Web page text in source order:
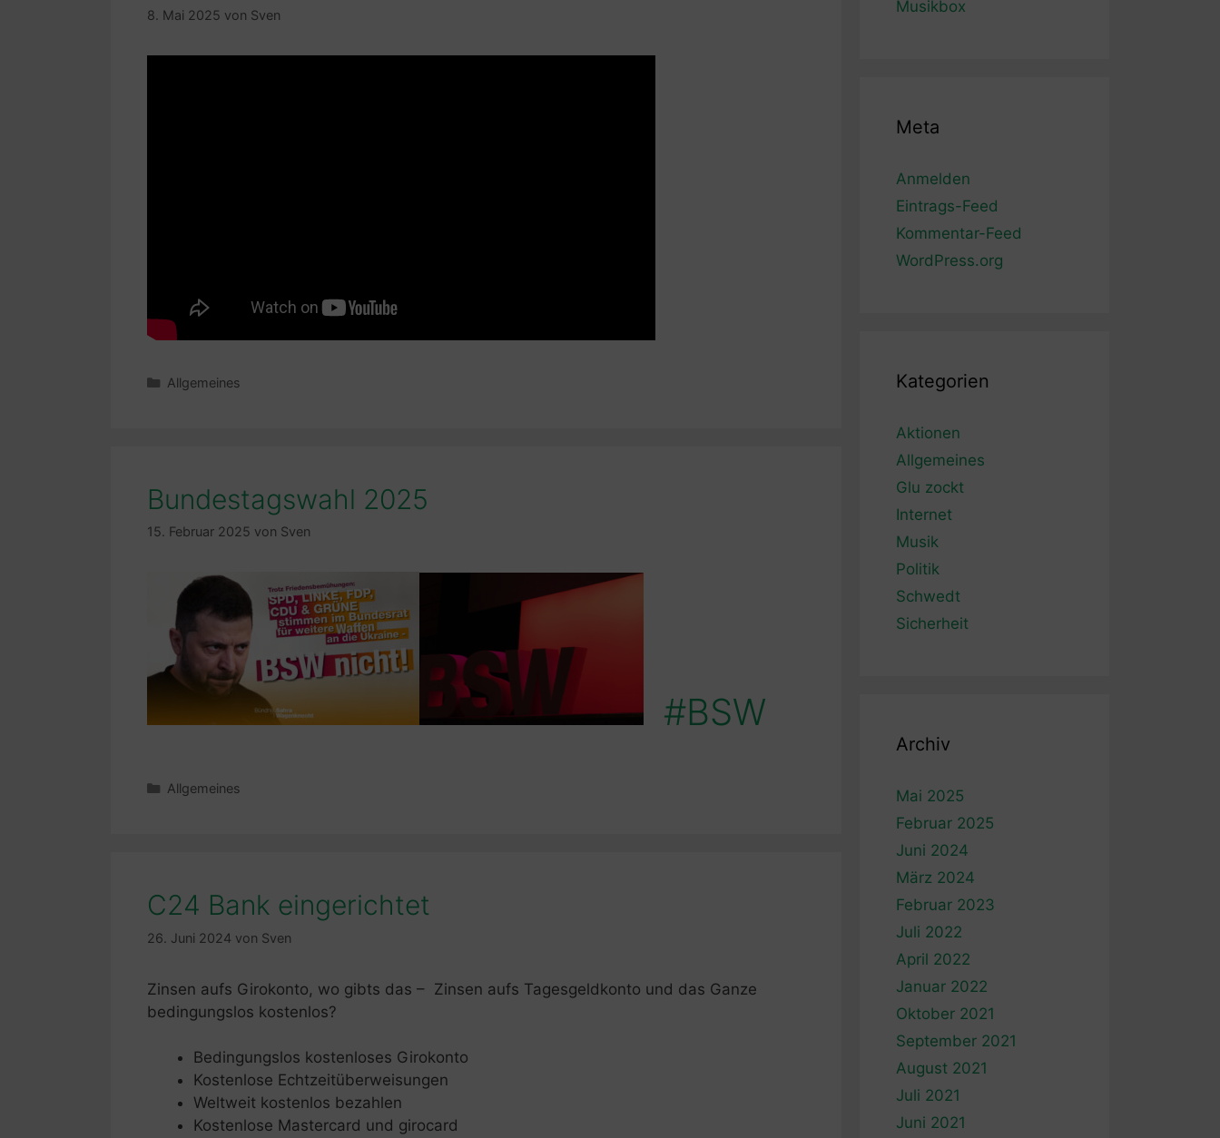
8. Mai 2025 von Sven
Kategorien
Allgemeines
Bundestagswahl 2025
15. Februar 2025 von Sven
#BSW
Kategorien
Allgemeines
C24 Bank eingerichtet
26. Juni 2024 von Sven
Zinsen aufs Girokonto, wo gibts das – Zinsen aufs Tagesgeldkonto und das Ganze
bedingungslos kostenlos?
Bedingungslos kostenloses Girokonto
Kostenlose Echtzeitüberweisungen
Weltweit kostenlos bezahlen
Kostenlose Mastercard und girocard
Musikbox
Meta
Anmelden
Eintrags-Feed
Kommentar-Feed
WordPress.org
Kategorien
Aktionen
Allgemeines
Glu zockt
Internet
Musik
Politik
Schwedt
Sicherheit
Archiv
Mai 2025
Februar 2025
Juni 2024
März 2024
Februar 2023
Juli 2022
April 2022
Januar 2022
Oktober 2021
September 2021
August 2021
Juli 2021
Juni 2021